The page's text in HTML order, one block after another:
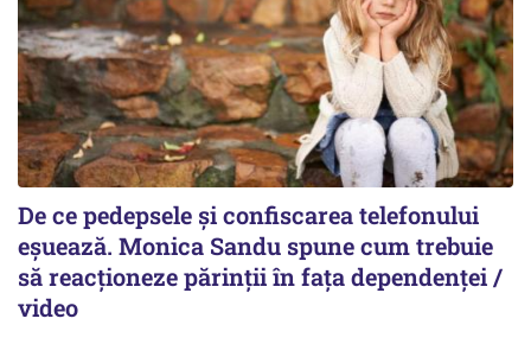
De ce pedepsele și confiscarea telefonului
eșuează. Monica Sandu spune cum trebuie
să reacționeze părinții în fața dependenței /
video